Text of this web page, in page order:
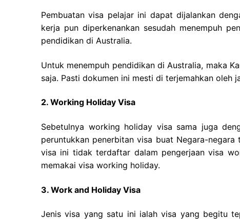
Pembuatan visa pelajar ini dapat dijalankan
kerja pun diperkenankan sesudah menempuh
pendidikan di Australia.
Untuk menempuh pendidikan di Australia, maka
saja. Pasti dokumen ini mesti di terjemahkan oleh
2. Working Holiday Visa
Sebetulnya working holiday visa sama juga
peruntukkan penerbitan visa buat Negara-
visa ini tidak terdaftar dalam pengerjaan visa
memakai visa working holiday.
3. Work and Holiday Visa
Jenis visa yang satu ini ialah visa yang begitu